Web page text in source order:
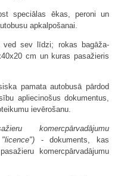
speciālas ēkas, peroni un
apkalpošanai.
sev līdzi; rokas bagāža-
cm un kuras pasažieris
pamata autobusā pārdod
apliecinošus dokumentus,
ievērošanu.
komercpārvadājumu
- dokuments, kas
komercpārvadājumu